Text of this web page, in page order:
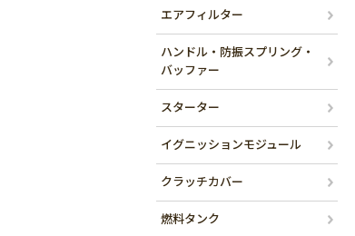
エアフィルター
ハンドル・防振スプリング・
バッファー
スターター
イグニッションモジュール
クラッチカバー
燃料タンク